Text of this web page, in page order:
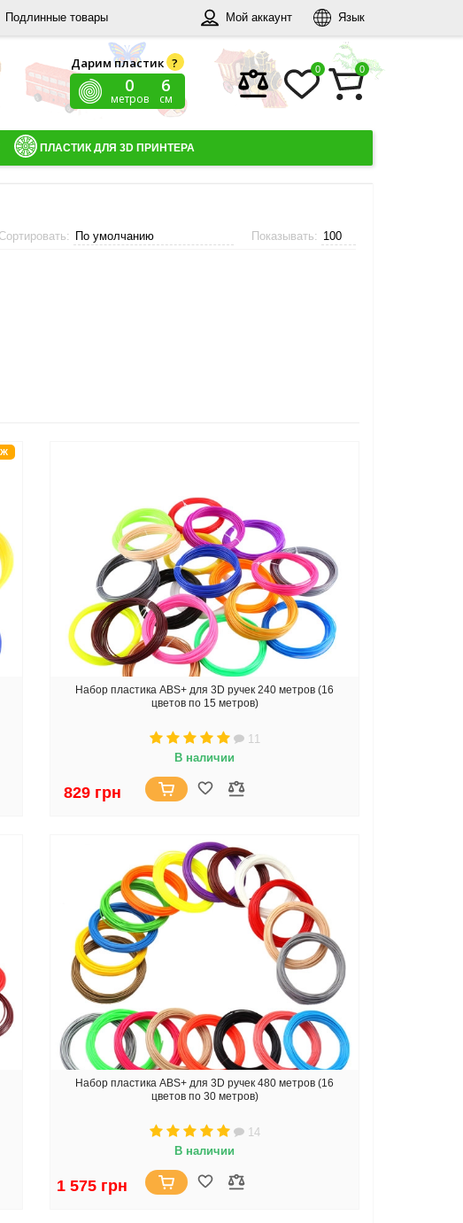
Подлинные товары Мой аккаунт Язык
Дарим пластик ?
0
метров
7
см
0 0
ПЛАСТИК ДЛЯ 3D ПРИНТЕРА
Показывать:
Сортировать:
Набор пластика ABS+ для 3D ручек 240 метров (16
цветов по 15 метров)
11
В наличии
829 грн
Набор пластика ABS+ для 3D ручек 480 метров (16
цветов по 30 метров)
14
В наличии
1 575 грн